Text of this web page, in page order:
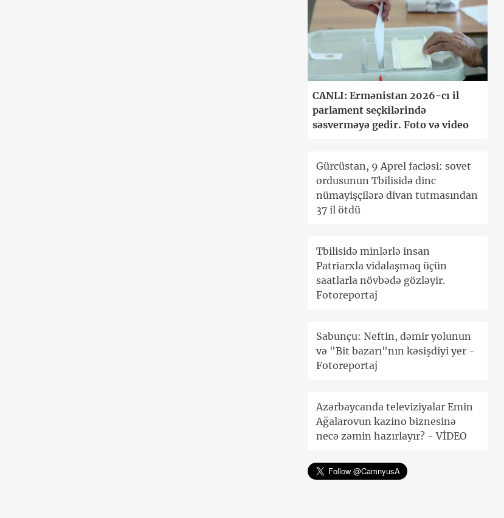
CANLI: Ermənistan 2026-cı il
parlament seçkilərində
səsverməyə gedir. Foto və video
Gürcüstan, 9 Aprel faciəsi: sovet
ordusunun Tbilisidə dinc
nümayişçilərə divan tutmasından
37 il ötdü
Tbilisidə minlərlə insan
Patriarxla vidalaşmaq üçün
saatlarla növbədə gözləyir.
Fotoreportaj
Sabunçu: Neftin, dəmir yolunun
və "Bit bazarı"nın kəsişdiyi yer -
Fotoreportaj
Azərbaycanda televiziyalar Emin
Ağalarovun kazino biznesinə
necə zəmin hazırlayır? - VİDEO